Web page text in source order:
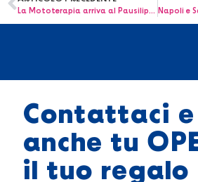
La Mototerapia arriva al Pausilipon tutti in sella con il team Da Boot di Vanni Oddera
Contattaci e
anche tu
il tuo regalo